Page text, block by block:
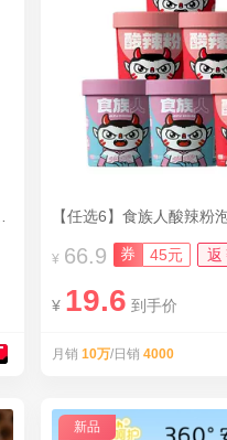
【任选6】食族人酸辣粉
¥ 66.9 券 45元 返
¥ 19.6 到手价
月销 10万/日销 4000
新品